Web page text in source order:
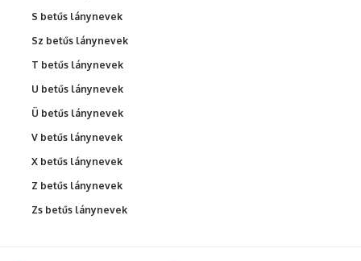
S betűs lánynevek
Sz betűs lánynevek
T betűs lánynevek
U betűs lánynevek
Ü betűs lánynevek
V betűs lánynevek
X betűs lánynevek
Z betűs lánynevek
Zs betűs lánynevek